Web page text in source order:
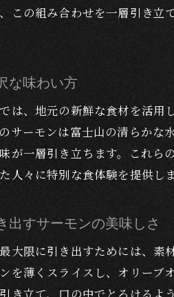
四季折々の
この組み合わせを一層引き立
な味わい方
は、地元の新鮮な食材を活用
サーモンは富士山の清らか
が一層引き立ちます。これ
人々に特別な食体験を提供し
出すサーモンの美味しさ
大限に引き出すためには、
を薄くスライスし、オリー
き立て、口の中でとろける